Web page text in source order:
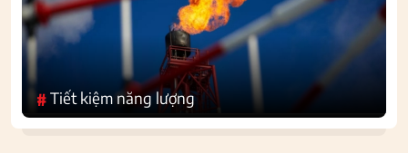
#Tiết kiệm năng lượng